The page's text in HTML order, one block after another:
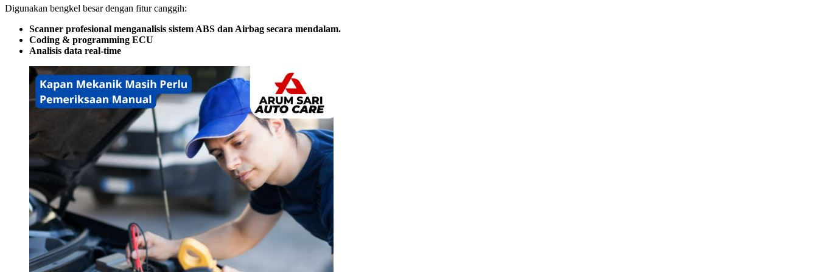
Digunakan bengkel besar dengan fitur canggih:
Scanner profesional menganalisis sistem ABS dan Airbag secara mendalam.
Coding & programming ECU
Analisis data real-time